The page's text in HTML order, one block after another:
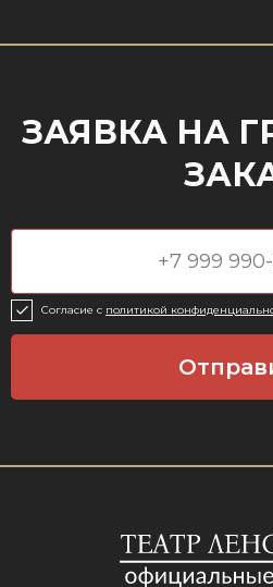
ЗАЯВКА НА
Согласие c политикой